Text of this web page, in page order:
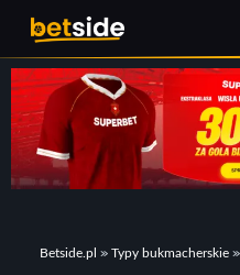
Betside.pl » Typy bukmacherskie»